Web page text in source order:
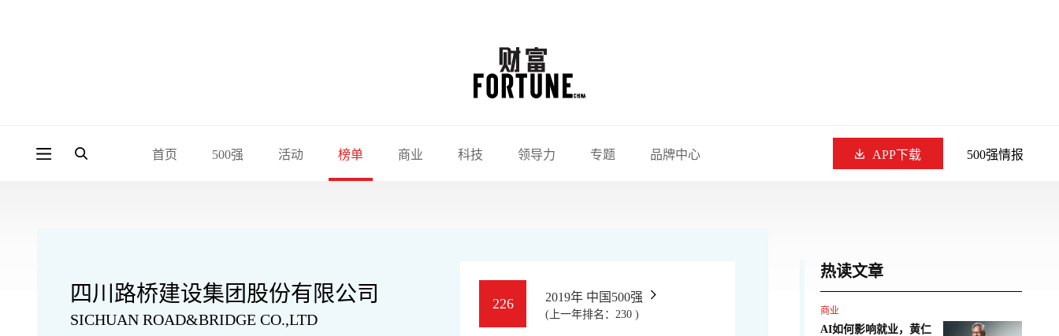
首页 500强 活动 榜单 商业 科技 领导力 专题 品牌中心 APP下载 500强情报
四川路桥建设集团股份有限公司
SICHUAN ROAD&BRIDGE CO.,LTD
226 2019年 中国500强
(上一年排名：230 )
热读文章
商业
AI如何影响就业，黄仁